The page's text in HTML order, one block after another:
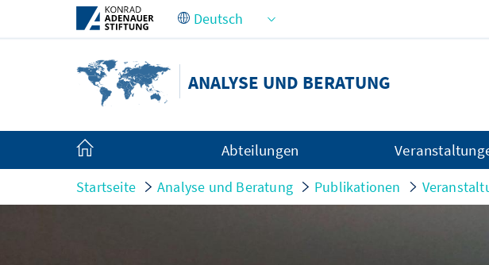
Zum Hauptinhalt springen
ANALYSE UND BERATUNG
Abteilungen
Startseite Analyse und Beratung Publikationen